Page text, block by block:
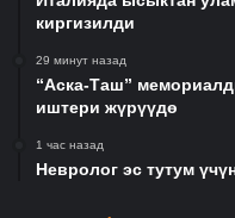
киргизилди
29 минут назад
“Аска-Таш”
иштери жүрүүдө
1 час назад
Невролог эс тутум